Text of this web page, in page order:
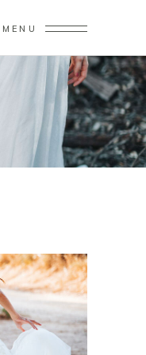
MENU